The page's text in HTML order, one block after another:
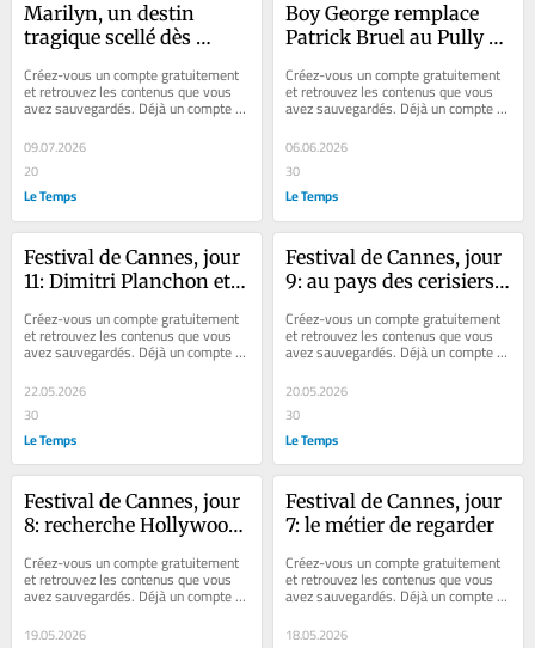
Marilyn, un destin
tragique scellé dès
Créez-vous un compte gratuitement
et retrouvez les contenus que vous
avez sauvegardés. Déjà un compte ?
Se connecter Faites plaisir à vos...
09.07.2026
20
Le Temps
Boy George remplace
Patrick Bruel au Pully
symbole fort mais qui
pose des questions
Créez-vous un compte gratuitement
et retrouvez les contenus que vous
avez sauvegardés. Déjà un compte ?
Se connecter Faites plaisir à vos...
06.06.2026
30
Le Temps
Festival de Cannes, jour
11: Dimitri Planchon et
vertiges de l’animation
Créez-vous un compte gratuitement
et retrouvez les contenus que vous
avez sauvegardés. Déjà un compte ?
Se connecter Faites plaisir à vos...
22.05.2026
30
Le Temps
Festival de Cannes, jour
9: au pays des cerisiers,
cinématographique
Créez-vous un compte gratuitement
et retrouvez les contenus que vous
avez sauvegardés. Déjà un compte ?
Se connecter Faites plaisir à vos...
20.05.2026
30
Le Temps
Festival de Cannes, jour
8: recherche Hollywood
Créez-vous un compte gratuitement
et retrouvez les contenus que vous
avez sauvegardés. Déjà un compte ?
Se connecter Faites plaisir à vos...
19.05.2026
Festival de Cannes, jour
7: le métier de regarder
Créez-vous un compte gratuitement
et retrouvez les contenus que vous
avez sauvegardés. Déjà un compte ?
Se connecter Faites plaisir à vos...
18.05.2026